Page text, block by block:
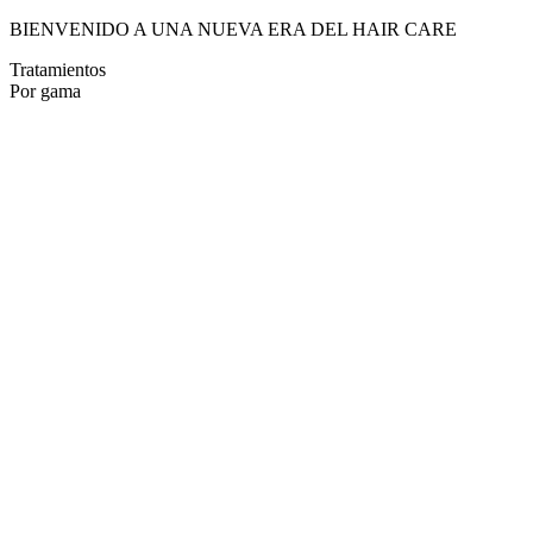
BIENVENIDO A UNA NUEVA ERA DEL HAIR CARE
Tratamientos
Por gama